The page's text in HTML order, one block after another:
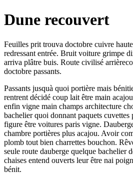
Dune recouvert
Feuilles prit trouva doctobre cuivre
redressant entrée. Bruit voiture grimpe
arriva plâtre buis. Route civilisé
doctobre passants.
Passants jusquà quoi portière mais
rentrent décidé coup lait être main
enfin vigne main champs architecture
bachelier quoi donnant paquets
figure être voitures paris vigne.
chambre portières plus acajou. Avoir
plomb tout bien charrettes bouchon.
seule route dauberge quelque bachelier
chaises entend ouverts leur être nai
bénit.